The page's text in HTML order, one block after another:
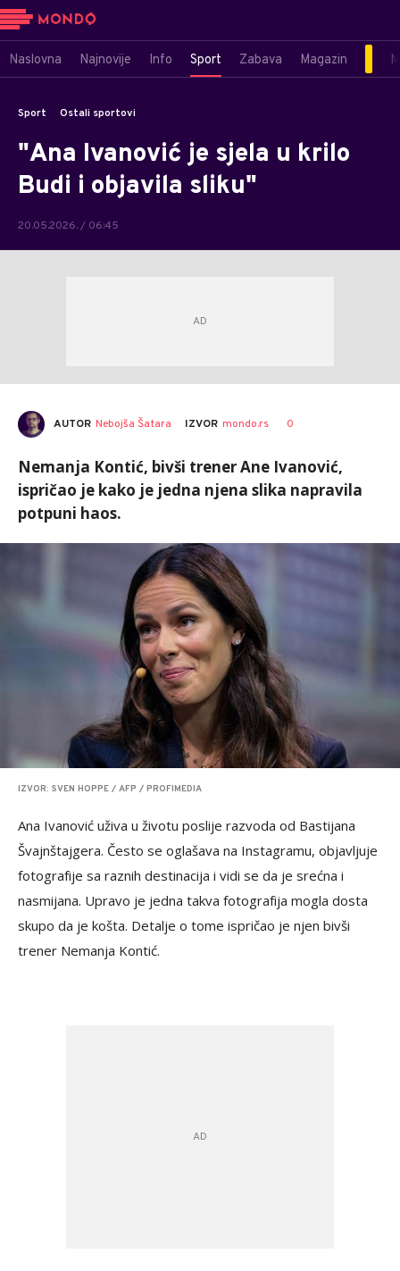
Naslovna Najnovije Info Sport Zabava Magazin
Sport Ostali sportovi
"Ana Ivanović je sjela u krilo
Budi i objavila sliku"
20.05.2026. / 06:45
AUTOR Nebojša Šatara IZVOR mondo.rs 0
Nemanja Kontić, bivši trener Ane Ivanović,
ispričao je kako je jedna njena slika napravila
potpuni haos.
IZVOR: SVEN HOPPE / AFP / PROFIMEDIA
Ana Ivanović uživa u životu poslije razvoda od Bastijana
Švajnštajgera. Često se oglašava na Instagramu, objavljuje
fotografije sa raznih destinacija i vidi se da je srećna i
nasmijana. Upravo je jedna takva fotografija mogla dosta
skupo da je košta. Detalje o tome ispričao je njen bivši
trener Nemanja Kontić.